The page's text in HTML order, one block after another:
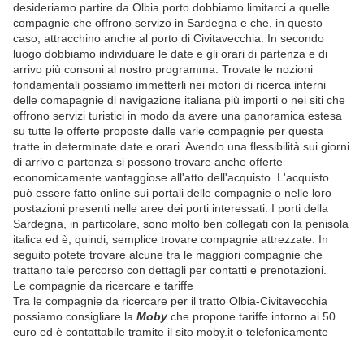
desideriamo partire da Olbia porto dobbiamo limitarci a quelle
compagnie che offrono servizo in Sardegna e che, in questo
caso, attracchino anche al porto di Civitavecchia. In secondo
luogo dobbiamo individuare le date e gli orari di partenza e di
arrivo più consoni al nostro programma. Trovate le nozioni
fondamentali possiamo immetterli nei motori di ricerca interni
delle comapagnie di navigazione italiana più importi o nei siti che
offrono servizi turistici in modo da avere una panoramica estesa
su tutte le offerte proposte dalle varie compagnie per questa
tratte in determinate date e orari. Avendo una flessibilità sui giorni
di arrivo e partenza si possono trovare anche offerte
economicamente vantaggiose all'atto dell'acquisto. L'acquisto
può essere fatto online sui portali delle compagnie o nelle loro
postazioni presenti nelle aree dei porti interessati. I porti della
Sardegna, in particolare, sono molto ben collegati con la penisola
italica ed è, quindi, semplice trovare compagnie attrezzate. In
seguito potete trovare alcune tra le maggiori compagnie che
trattano tale percorso con dettagli per contatti e prenotazioni.
Le compagnie da ricercare e tariffe
Tra le compagnie da ricercare per il tratto Olbia-Civitavecchia
possiamo consigliare la Moby che propone tariffe intorno ai 50
euro ed è contattabile tramite il sito moby.it o telefonicamente